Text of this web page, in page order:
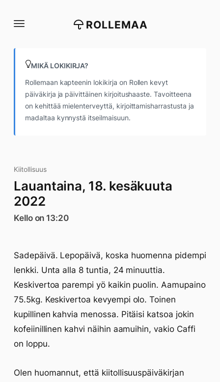
suoraan
ROLLEMAA
MIKÄ LOKIKIRJA?
Rollemaan kapteenin lokikirja on Rollen kevyt
päiväkirja ja päivittäinen kirjoitushaaste. Tavoitteena
on kehittää mielenterveyttä, kirjoittamisharrastusta ja
madaltaa kynnystä itseilmaisuun.
Kiitollisuus
Lauantaina, 18. kesäkuuta
2022
Kello on 13:20
Sadepäivä. Lepopäivä, koska huomenna pidempi
lenkki. Unta alla 8 tuntia, 24 minuuttia.
Keskivertoa parempi yö kaikin puolin. Aamupaino
75.5kg. Keskivertoa kevyempi olo. Toinen
kupillinen kahvia menossa. Pitäisi katsoa jokin
kofeiinillinen kahvi näihin aamuihin, vakio Caffi
on loppu.
Olen huomannut, että kiitollisuuspäiväkirjan